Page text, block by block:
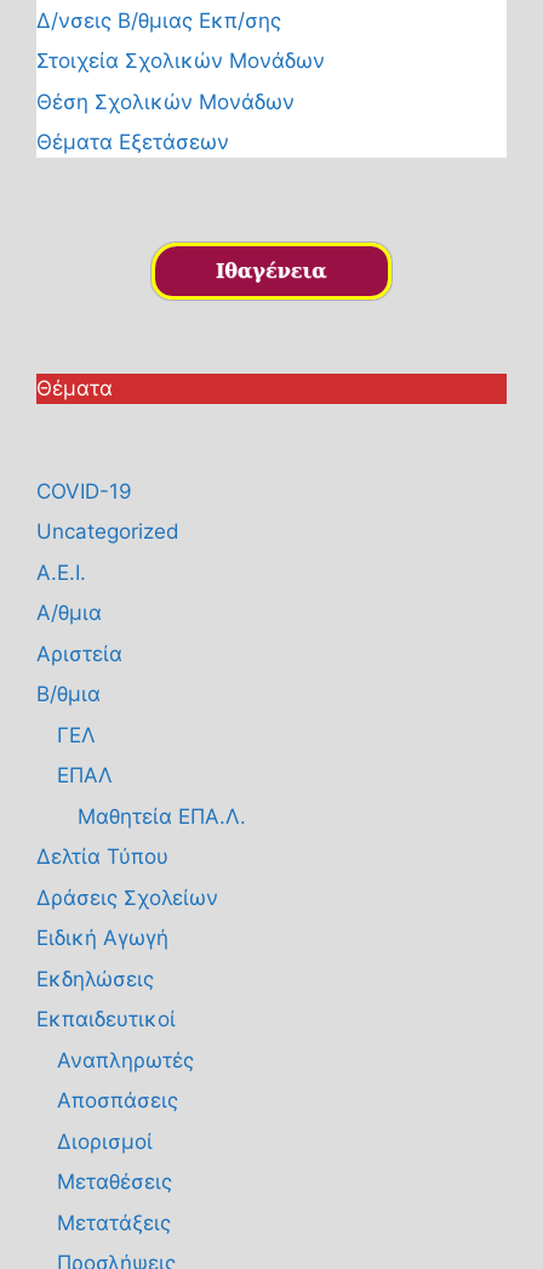
Δ/νσεις Β/θμιας Εκπ/σης
Στοιχεία Σχολικών Μονάδων
Θέση Σχολικών Μονάδων
Θέματα Εξετάσεων
Θέματα
COVID-19
Uncategorized
Α.Ε.Ι.
Α/θμια
Αριστεία
Β/θμια
ΓΕΛ
ΕΠΑΛ
Μαθητεία ΕΠΑ.Λ.
Δελτία Τύπου
Δράσεις Σχολείων
Ειδική Αγωγή
Εκδηλώσεις
Εκπαιδευτικοί
Αναπληρωτές
Αποσπάσεις
Διορισμοί
Μεταθέσεις
Μετατάξεις
Προσλήψεις